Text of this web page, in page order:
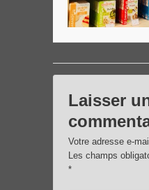
Laisser
Votre adresse e-
Les champs
*